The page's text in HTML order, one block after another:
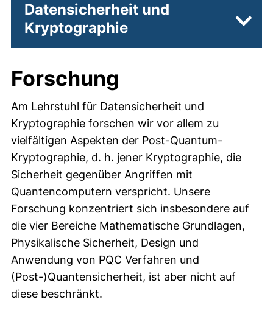
Datensicherheit und
Kryptographie
Forschung
Am Lehrstuhl für Datensicherheit und
Kryptographie forschen wir vor allem zu
vielfältigen Aspekten der Post-Quantum-
Kryptographie, d. h. jener Kryptographie, die
Sicherheit gegenüber Angriffen mit
Quantencomputern verspricht. Unsere
Forschung konzentriert sich insbesondere auf
die vier Bereiche Mathematische Grundlagen,
Physikalische Sicherheit, Design und
Anwendung von PQC Verfahren und
(Post-)Quantensicherheit, ist aber nicht auf
diese beschränkt.